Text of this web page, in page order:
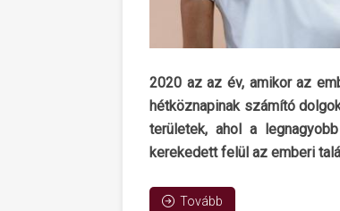
2020 az az év, amikor az
hétköznapinak számító
területek, ahol a
kerekedett felül az emberi
Tovább